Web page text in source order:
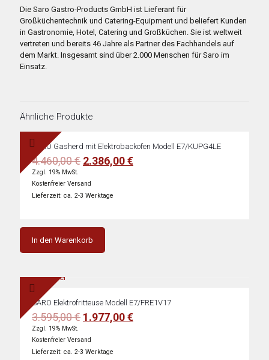
Die Saro Gastro-Products GmbH ist Lieferant für
Großküchentechnik und Catering-Equipment und beliefert Kunden
in Gastronomie, Hotel, Catering und Großküchen. Sie ist weltweit
vertreten und bereits 46 Jahre als Partner des Fachhandels auf
dem Markt. Insgesamt sind über 2.000 Menschen für Saro im
Einsatz.
Ähnliche Produkte
SARO Gasherd mit Elektrobackofen Modell E7/KUPG4LE
4.460,00€ Ursprünglicher
war:
4.460,00 €
2.386,00€Aktueller
Zzgl. 19% MwSt.
Kostenfreier Versand
Lieferzeit: ca. 2-3 Werktage
In den Warenkorb
SARO Elektrofritteuse Modell E7/FRE1V17
3.595,00€ Ursprünglicher
war:
3.595,00 €
1.977,00€Aktueller
Zzgl. 19% MwSt.
Kostenfreier Versand
Lieferzeit: ca. 2-3 Werktage